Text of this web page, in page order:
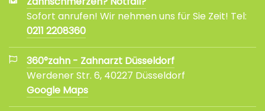
Sofort anrufen! Wir nehmen uns für Sie Zeit! Tel:
0211 2208360
360°zahn - Zahnarzt Düsseldorf
Werdener Str. 6, 40227 Düsseldorf
Google Maps